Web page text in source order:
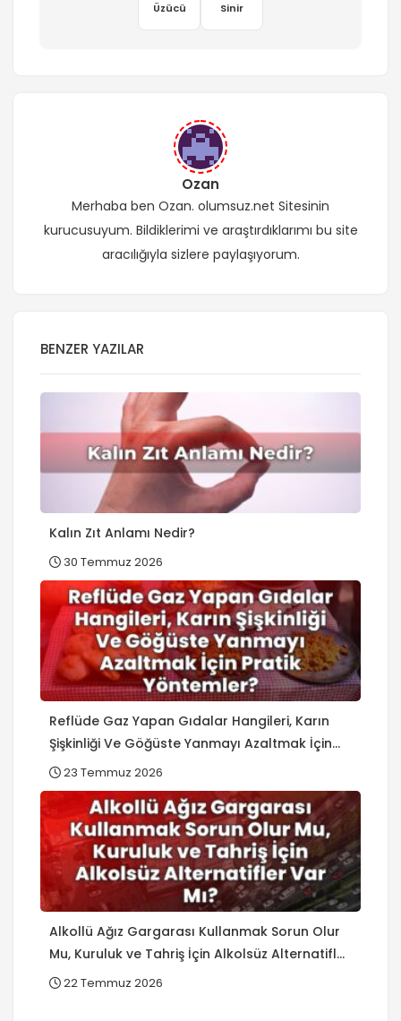
Üzücü Sinir
Ozan
Merhaba ben Ozan. olumsuz.net Sitesinin
kurucusuyum. Bildiklerimi ve araştırdıklarımı bu site
aracılığıyla sizlere paylaşıyorum.
BENZER YAZILAR
Kalın Zıt Anlamı Nedir?
30 Temmuz 2026
Reflüde Gaz Yapan Gıdalar Hangileri, Karın
Şişkinliği Ve Göğüste Yanmayı Azaltmak İçin
Pratik Yöntemler?
23 Temmuz 2026
Alkollü Ağız Gargarası Kullanmak Sorun Olur
Mu, Kuruluk ve Tahriş İçin Alkolsüz Alternatifler
Var Mı?
22 Temmuz 2026